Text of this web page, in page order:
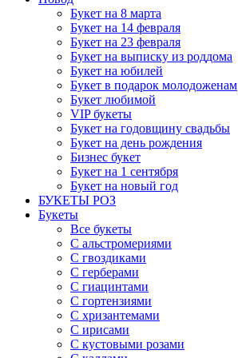
Букет на 8 марта
Букет на 14 февраля
Букет на 23 февраля
Букет на выписку из роддома
Букет на юбилей
Букет в подарок молодоженам
Букет любимой
VIP букеты
Букет на годовщину свадьбы
Букет на день рождения
Бизнес букет
Букет на 1 сентября
Букет на новый год
БУКЕТЫ РОЗ
Букеты
Все букеты
С альстромериями
С гвоздиками
С герберами
С гиацинтами
С гортензиями
С хризантемами
С ирисами
С кустовыми розами